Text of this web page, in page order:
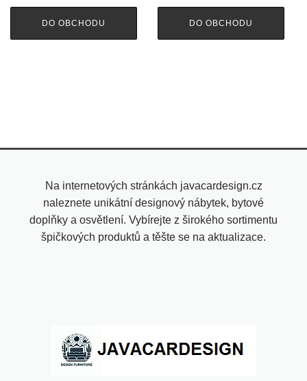
DO OBCHODU DO OBCHODU
Na internetových stránkách javacardesign.cz
naleznete unikátní designový nábytek, bytové
doplňky a osvětlení. Vybírejte z širokého sortimentu
špičkových produktů a těšte se na aktualizace.